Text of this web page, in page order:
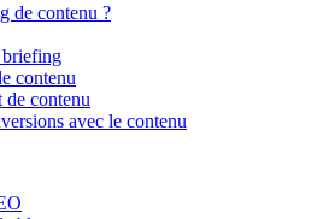
de contenu ?
briefing
contenu
de contenu
avec le contenu